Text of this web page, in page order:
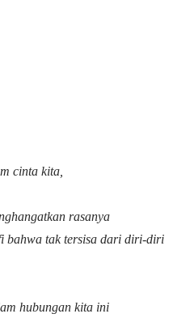
cinta kita,
rasanya
bahwa tak tersisa dari diri-diri
hubungan kita ini